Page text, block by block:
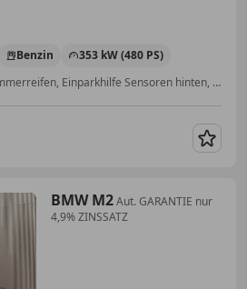
Benzin
353 kW (480 PS)
Ambientebeleuchtung, Sommerreifen, Einparkhilfe Sensoren hinten, Soundsystem, Head-up display, Sportpaket, Spoiler, Sprachsteuerung
BMW M2Aut. GARANTIE nur
4,9% ZINSSATZ